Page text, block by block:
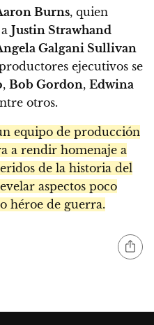
Burns, quien
Justin Strawhand
Galgani Sullivan
ejecutivos se
, Bob Gordon, Edwina
otros.
equipo de producción
a rendir homenaje a
de la historia del
aspectos poco
héroe de guerra.